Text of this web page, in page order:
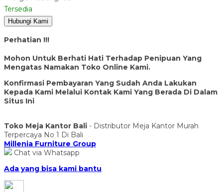
Tersedia
Hubungi Kami
Perhatian !!!
Mohon Untuk Berhati Hati Terhadap Penipuan Yang
Mengatas Namakan Toko Online Kami.
Konfirmasi Pembayaran Yang Sudah Anda Lakukan
Kepada Kami Melalui Kontak Kami Yang Berada Di Dalam
Situs Ini
Toko Meja Kantor Bali - Distributor Meja Kantor Murah
Terpercaya No 1 Di Bali
Millenia Furniture Group
Chat via Whatsapp
Ada yang bisa kami bantu